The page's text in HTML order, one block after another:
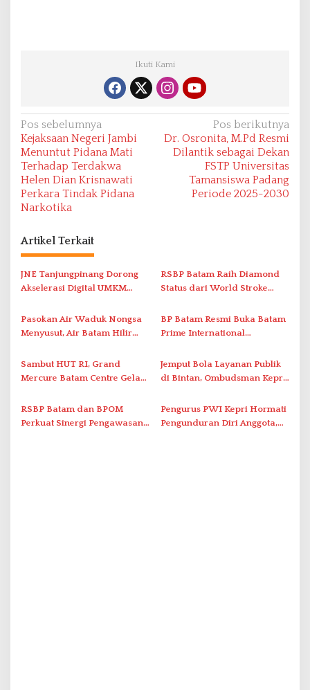
Ikuti Kami
N
a
v
i
g
s
i
p
s
Pos sebelumnya
Kejaksaan Negeri Jambi
Menuntut Pidana Mati
Terhadap Terdakwa
Helen Dian Krisnawati
Perkara Tindak Pidana
Narkotika
Pos berikutnya
Dr. Osronita, M.Pd Resmi
Dilantik sebagai Dekan
FSTP Universitas
Tamansiswa Padang
Periode 2025-2030
Artikel Terkait
JNE Tanjungpinang Dorong
Akselerasi Digital UMKM
2026
RSBP Batam Raih Diamond
Status dari World Stroke
Penanganan Stroke
Berstandar Internasional
Pasokan Air Waduk Nongsa
Menyusut, Air Batam Hilir
Antar-IPAM
BP Batam Resmi Buka Batam
Prime International
2026 di Stadion Temenggung
Abdul Jamal
Sambut HUT RI, Grand
Mercure Batam Centre Gelar
Nusantara’
Jemput Bola Layanan Publik
di Bintan, Ombudsman Kepri
Solar Nelayan
RSBP Batam dan BPOM
Perkuat Sinergi Pengawasan
Pengurus PWI Kepri Hormati
Pengunduran Diri Anggota,